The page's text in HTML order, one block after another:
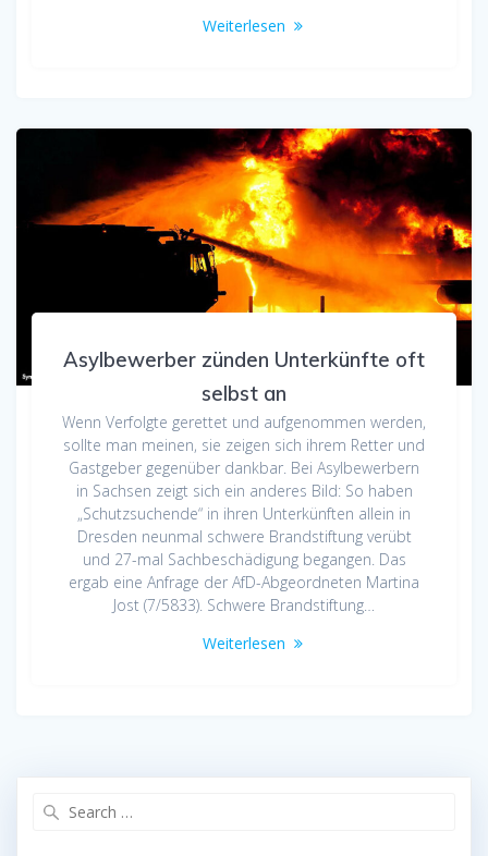
Weiterlesen
Asylbewerber zünden Unterkünfte oft
selbst an
Wenn Verfolgte gerettet und aufgenommen werden,
sollte man meinen, sie zeigen sich ihrem Retter und
Gastgeber gegenüber dankbar. Bei Asylbewerbern
in Sachsen zeigt sich ein anderes Bild: So haben
„Schutzsuchende“ in ihren Unterkünften allein in
Dresden neunmal schwere Brandstiftung verübt
und 27-mal Sachbeschädigung begangen. Das
ergab eine Anfrage der AfD-Abgeordneten Martina
Jost (7/5833). Schwere Brandstiftung…
Weiterlesen